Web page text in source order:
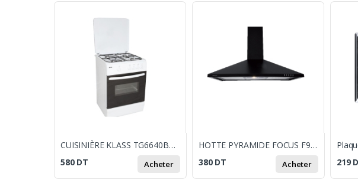
CUISINIÈRE KLASS TG6640BB BASIC 4 FEUX 60 X 60CM / BLANCHE
580 DT Acheter
HOTTE PYRAMIDE FOCUS F905B 90 CM - NOIR
380 DT Acheter
219